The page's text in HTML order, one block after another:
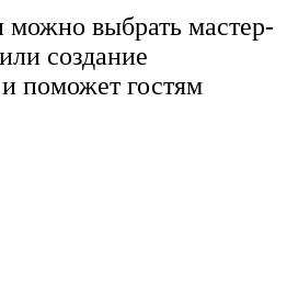
можно выбрать мастер-
создание
поможет гостям